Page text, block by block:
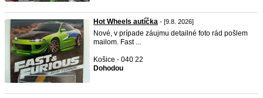
Hot Wheels autíčka - [9.8. 2026]
Nové, v prípade záujmu detailné foto rád pošlem
mailom. Fast ...
Košice - 040 22
Dohodou